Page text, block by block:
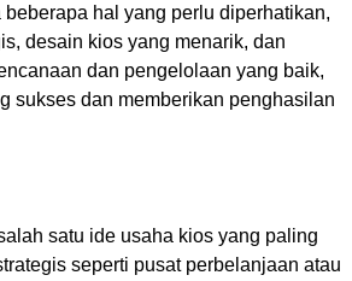
hal yang perlu diperhatikan,
desain kios yang menarik, dan
dan pengelolaan yang baik,
sukses dan memberikan penghasilan
satu ide usaha kios yang paling
seperti pusat perbelanjaan atau